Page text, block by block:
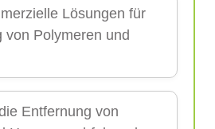
Lösungen für
von Polymeren und
Entfernung von